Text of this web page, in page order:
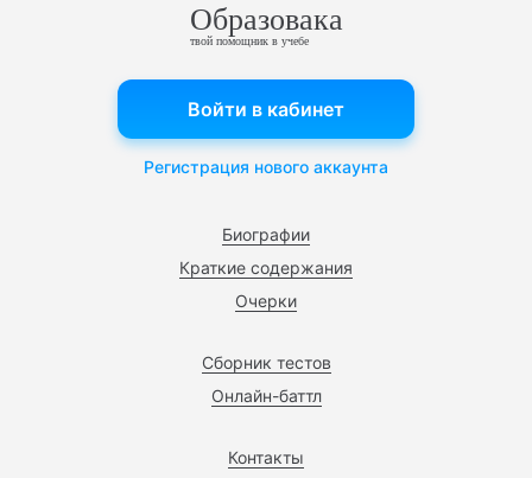
Образовака
твой помощник в учебе
Биографии
Краткие содержания
Очерки
Сборник тестов
Онлайн-баттл
Контакты
Войти в кабинет
Регистрация нового аккаунта